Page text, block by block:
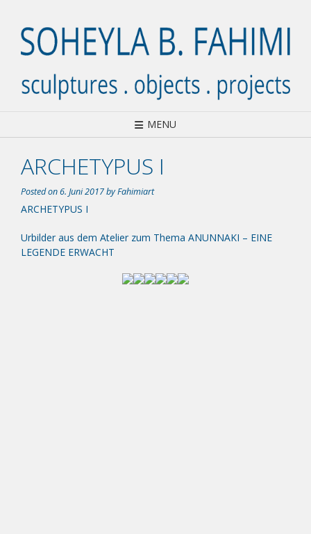
content
MENU
ARCHETYPUS I
Posted on6. Juni 2017byFahimiart
ARCHETYPUS I
Urbilder aus dem Atelier zum Thema ANUNNAKI – EINE
LEGENDE ERWACHT